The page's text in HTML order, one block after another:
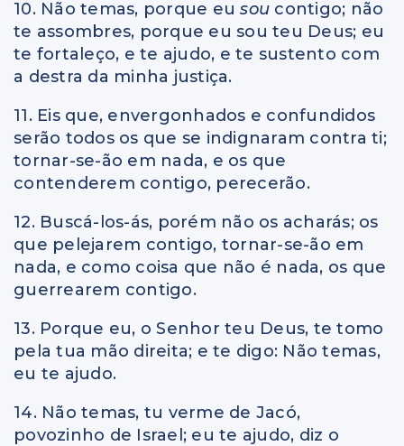
10. Não temas, porque eusou contigo; não
te assombres, porque eu sou teu Deus; eu
te fortaleço, e te ajudo, e te sustento com
a destra da minha justiça.
11. Eis que, envergonhados e confundidos
serão todos os que se indignaram contra ti;
tornar-se-ão em nada, e os que
contenderem contigo, perecerão.
12. Buscá-los-ás, porém não os acharás; os
que pelejarem contigo, tornar-se-ão em
nada, e como coisa que não é nada, os que
guerrearem contigo.
13. Porque eu, o Senhor teu Deus, te tomo
pela tua mão direita; e te digo: Não temas,
eu te ajudo.
14. Não temas, tu verme de Jacó,
povozinho de Israel; eu te ajudo, diz o